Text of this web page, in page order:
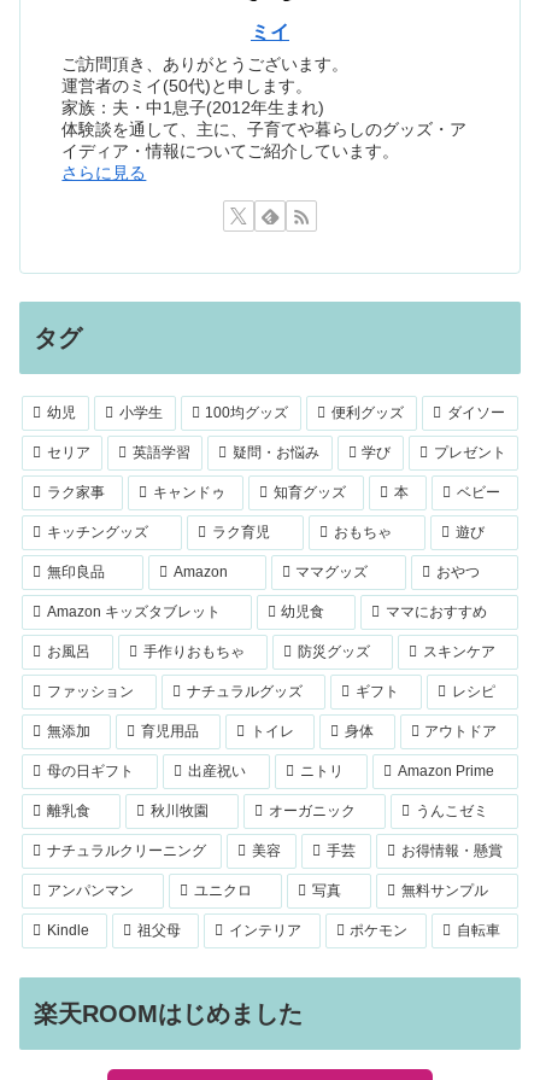
ミイ
ご訪問頂き、ありがとうございます。
運営者のミイ(50代)と申します。
家族：夫・中1息子(2012年生まれ)
体験談を通して、主に、子育てや暮らしのグッズ・ア
イディア・情報についてご紹介しています。
さらに見る
タグ
幼児 小学生 100均グッズ 便利グッズ ダイソー
セリア 英語学習 疑問・お悩み 学び プレゼント
ラク家事 キャンドゥ 知育グッズ 本 ベビー
キッチングッズ ラク育児 おもちゃ 遊び
無印良品 Amazon ママグッズ おやつ
Amazon キッズタブレット 幼児食 ママにおすすめ
お風呂 手作りおもちゃ 防災グッズ スキンケア
ファッション ナチュラルグッズ ギフト レシピ
無添加 育児用品 トイレ 身体 アウトドア
母の日ギフト 出産祝い ニトリ Amazon Prime
離乳食 秋川牧園 オーガニック うんこゼミ
ナチュラルクリーニング 美容 手芸 お得情報・懸賞
アンパンマン ユニクロ 写真 無料サンプル
Kindle 祖父母 インテリア ポケモン 自転車
楽天ROOMはじめました